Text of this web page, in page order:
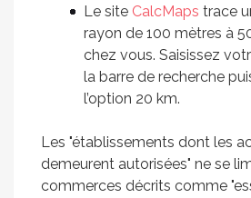
Le site CalcMaps trace
rayon de 100 mètres à
chez vous. Saisissez
la barre de recherche
l’option 20 km.
Les "établissements dont les
demeurent autorisées" ne se
commerces décrits comme